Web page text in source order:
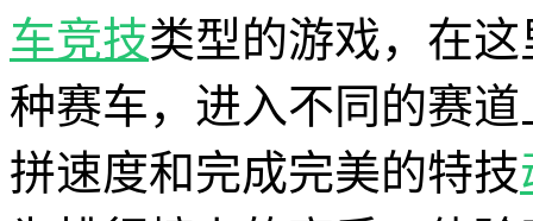
车竞技类型的游戏，在
种赛车，进入不同的赛
拼速度和完成完美的特技